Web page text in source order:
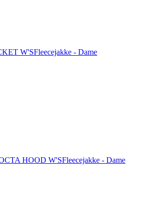
W'SFleecejakke - Dame
HOOD W'SFleecejakke - Dame